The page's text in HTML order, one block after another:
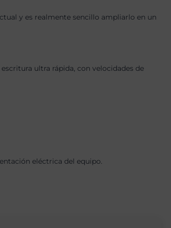
y es realmente sencillo ampliarlo en un
ultra rápida, con velocidades de
eléctrica del equipo.